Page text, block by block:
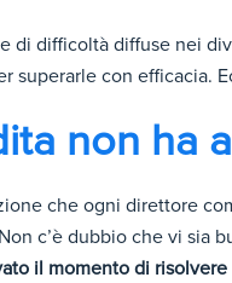
di difficoltà diffuse nei
superarle con efficacia.
non ha
che ogni direttore
c’è dubbio che vi sia
il momento di